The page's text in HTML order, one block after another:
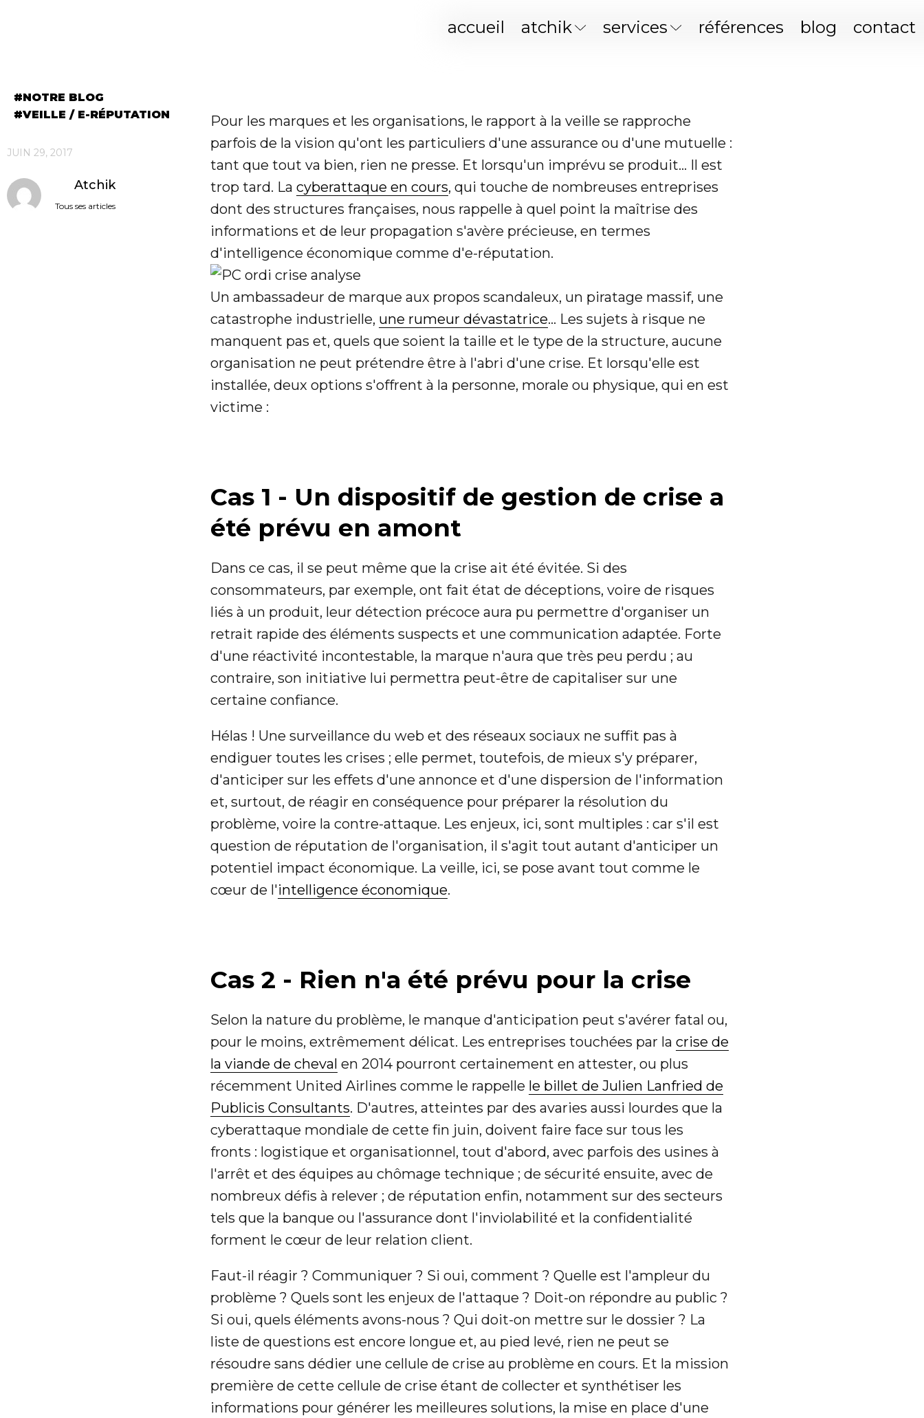
accueil atchik services références blog contact
JUIN 29, 2017
Pour les marques et les organisations, le rapport à la veille se rapproche
parfois de la vision qu'ont les particuliers d'une assurance ou d'une mutuelle :
tant que tout va bien, rien ne presse. Et lorsqu'un imprévu se produit... Il est
trop tard. La cyberattaque en cours, qui touche de nombreuses entreprises
dont des structures françaises, nous rappelle à quel point la maîtrise des
informations et de leur propagation s'avère précieuse, en termes
d'intelligence économique comme d'e-réputation.
Un ambassadeur de marque aux propos scandaleux, un piratage massif, une
catastrophe industrielle, une rumeur dévastatrice... Les sujets à risque ne
manquent pas et, quels que soient la taille et le type de la structure, aucune
organisation ne peut prétendre être à l'abri d'une crise. Et lorsqu'elle est
installée, deux options s'offrent à la personne, morale ou physique, qui en est
victime :
Cas 1 - Un dispositif de gestion de crise a
été prévu en amont
Dans ce cas, il se peut même que la crise ait été évitée. Si des
consommateurs, par exemple, ont fait état de déceptions, voire de risques
liés à un produit, leur détection précoce aura pu permettre d'organiser un
retrait rapide des éléments suspects et une communication adaptée. Forte
d'une réactivité incontestable, la marque n'aura que très peu perdu ; au
contraire, son initiative lui permettra peut-être de capitaliser sur une
certaine confiance.
Hélas ! Une surveillance du web et des réseaux sociaux ne suffit pas à
endiguer toutes les crises ; elle permet, toutefois, de mieux s'y préparer,
d'anticiper sur les effets d'une annonce et d'une dispersion de l'information
et, surtout, de réagir en conséquence pour préparer la résolution du
problème, voire la contre-attaque. Les enjeux, ici, sont multiples : car s'il est
question de réputation de l'organisation, il s'agit tout autant d'anticiper un
potentiel impact économique. La veille, ici, se pose avant tout comme le
cœur de l'intelligence économique.
Cas 2 - Rien n'a été prévu pour la crise
Selon la nature du problème, le manque d'anticipation peut s'avérer fatal ou,
pour le moins, extrêmement délicat. Les entreprises touchées par la crise de
la viande de cheval en 2014 pourront certainement en attester, ou plus
récemment United Airlines comme le rappelle le billet de Julien Lanfried de
Publicis Consultants. D'autres, atteintes par des avaries aussi lourdes que la
cyberattaque mondiale de cette fin juin, doivent faire face sur tous les
fronts : logistique et organisationnel, tout d'abord, avec parfois des usines à
l'arrêt et des équipes au chômage technique ; de sécurité ensuite, avec de
nombreux défis à relever ; de réputation enfin, notamment sur des secteurs
tels que la banque ou l'assurance dont l'inviolabilité et la confidentialité
forment le cœur de leur relation client.
Faut-il réagir ? Communiquer ? Si oui, comment ? Quelle est l'ampleur du
problème ? Quels sont les enjeux de l'attaque ? Doit-on répondre au public ?
Si oui, quels éléments avons-nous ? Qui doit-on mettre sur le dossier ? La
liste de questions est encore longue et, au pied levé, rien ne peut se
résoudre sans dédier une cellule de crise au problème en cours. Et la mission
première de cette cellule de crise étant de collecter et synthétiser les
informations pour générer les meilleures solutions, la mise en place d'une